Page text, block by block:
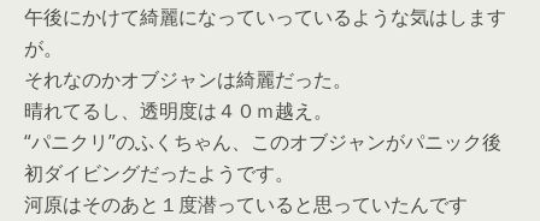
午後にかけて綺麗になっていっているような気はします
が。
それなのかオブジャンは綺麗だった。
晴れてるし、透明度は４０ｍ越え。
“パニクリ”のふくちゃん、このオブジャンがパニック後
初ダイビングだったようです。
河原はそのあと１度潜っていると思っていたんです